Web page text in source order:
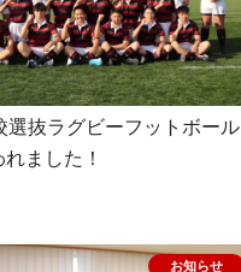
選抜ラグビーフットボール
ました！